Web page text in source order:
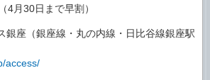
月30日まで早割）
座（銀座線・丸の内線・日比谷線銀座駅
access/